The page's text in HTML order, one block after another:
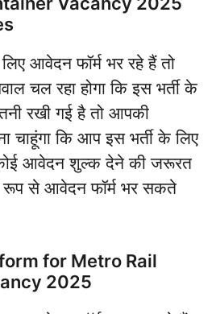
आवेदन फॉर्म भर रहे हैं तो
चल रहा होगा कि इस भर्ती के
रखी गई है तो आपकी
चाहूंगा कि आप इस भर्ती के लिए
आवेदन शुल्क देने की जरूरत
से आवेदन फॉर्म भर सकते
for Metro Rail
2025